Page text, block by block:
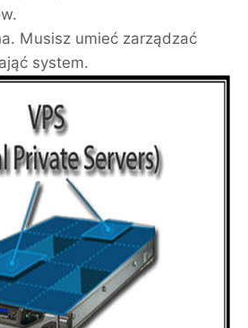
Musisz umieć zarządzać
system.